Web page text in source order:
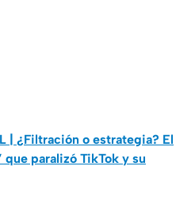
| ¿Filtración o estrategia? El
que paralizó TikTok y su